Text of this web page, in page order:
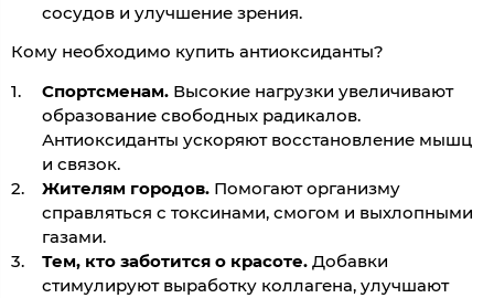
сосудов и улучшение зрения.
Кому необходимо купить антиоксиданты?
Спортсменам.Высокие нагрузки увеличивают
образование свободных радикалов.
Антиоксиданты ускоряют восстановление мышц
и связок.
Жителям городов.Помогают организму
справляться с токсинами, смогом и выхлопными
газами.
Тем, кто заботится о красоте.Добавки
стимулируют выработку коллагена, улучшают